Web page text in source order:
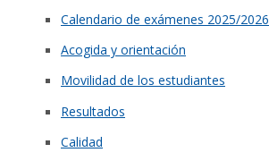
Calendario de exámenes 2025/2026
Acogida y orientación
Movilidad de los estudiantes
Resultados
Calidad